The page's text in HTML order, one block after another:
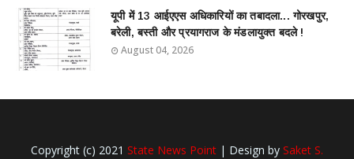
यूपी में 13 आईएएस अधिकारियों का तबादला... गोरखपुर,
बरेली, बस्ती और प्रयागराज के मंडलायुक्त बदले !
August 04, 2026
Copyright (c) 2021 State News Point | Design by Saket S.